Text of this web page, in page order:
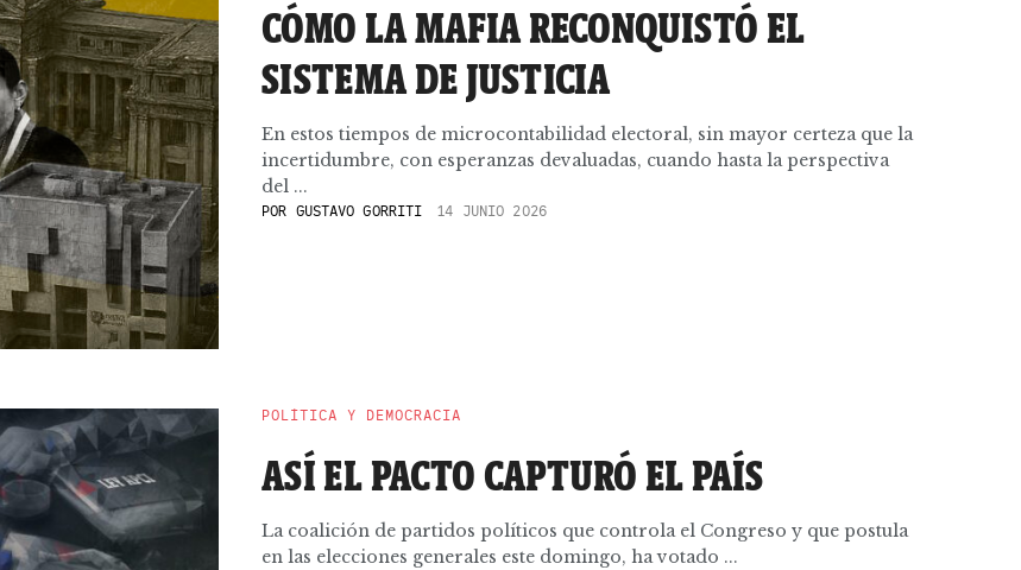
CÓMO LA MAFIA RECONQUISTÓ EL
SISTEMA DE JUSTICIA
En estos tiempos de microcontabilidad electoral, sin mayor certeza que la
incertidumbre, con esperanzas devaluadas, cuando hasta la perspectiva
del ...
POR GUSTAVO GORRITI 14 JUNIO 2026
POLÍTICA Y DEMOCRACIA
ASÍ EL PACTO CAPTURÓ EL PAÍS
La coalición de partidos políticos que controla el Congreso y que postula
en las elecciones generales este domingo, ha votado ...